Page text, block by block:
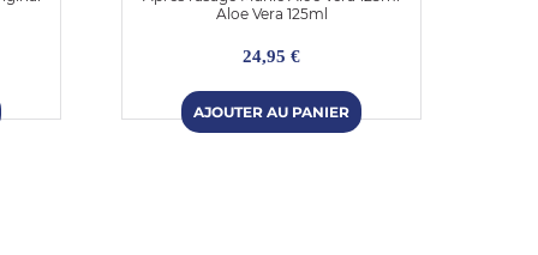
Aloe Vera 125ml
24,95 €